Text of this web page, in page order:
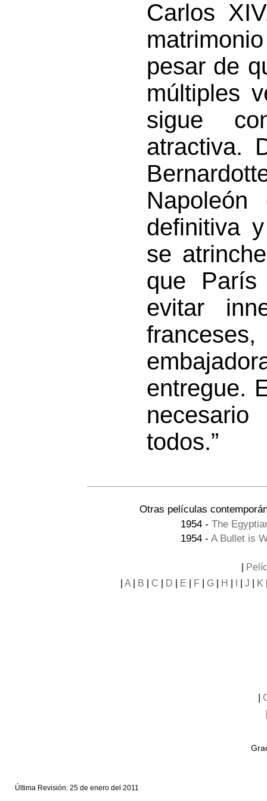
Carlos
pesar de
múltiples
sigue
atractiva.
definitiva
se
que
evitar
entregue.
todos.”
Otras películas
1954 - The
1954 - A Bullet is
A| B C D E F G| H J K
Última Revisión: 25 de enero del 2011